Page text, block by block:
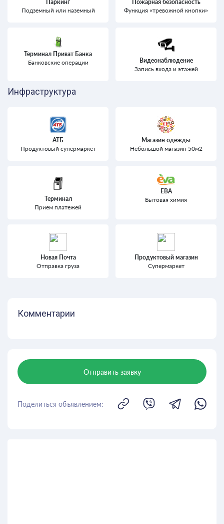
Паркинг
Подземный или наземный
Пожарная безопасность
Функция «тревожной кнопки»
Терминал Приват Банка
Банковские операции
Видеонаблюдение
Запись входа и этажей
Инфраструктура
АТБ
Продуктовый супермаркет
Магазин одежды
Небольшой магазин 50м2
Терминал
Прием платежей
ЕВА
Бытовая химия
Новая Почта
Отправка груза
Продуктовый магазин
Супермаркет
Комментарии
Отправить заявку
Поделиться объявлением: